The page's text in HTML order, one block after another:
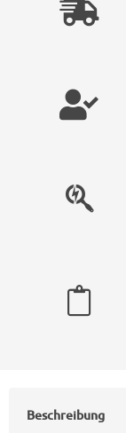
Beschreibung